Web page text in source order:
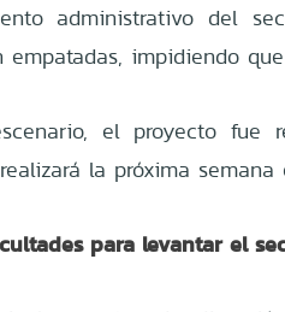
administrativo del
empatadas, impidiendo
el proyecto fue
la próxima
para levantar el